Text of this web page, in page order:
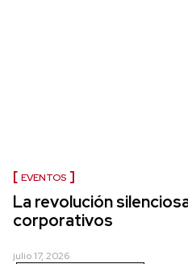
EVENTOS
La revolución
corporativos
julio 17, 2026